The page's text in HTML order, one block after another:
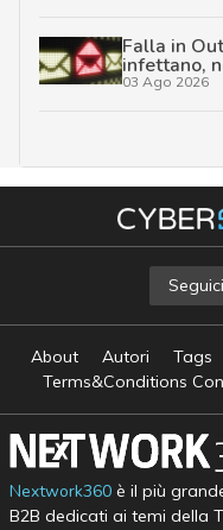
Falla in
infettano,
03 Ago 2026
Seguici
About Autori Tags
Terms&Conditions
Nextwork360è il più
B2B dedicati ai temi della